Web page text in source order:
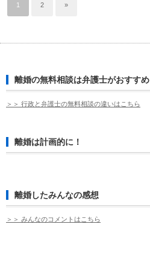
1 2 »
離婚の無料相談は弁護士がおすすめ
＞＞ 行政と弁護士の無料相談の違いはこちら
離婚は計画的に！
離婚したみんなの感想
＞＞ みんなのコメントはこちら